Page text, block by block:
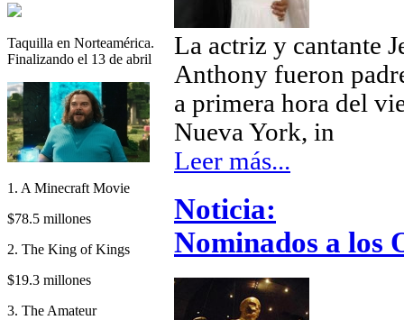
Taquilla en Norteamérica.
Finalizando el 13 de abril
1. A Minecraft Movie
$78.5 millones
2. The King of Kings
$19.3 millones
3. The Amateur
La actriz y cantante
Anthony fueron
a primera hora del
Nueva York, in
Leer más...
Noticia:
Nominados a los